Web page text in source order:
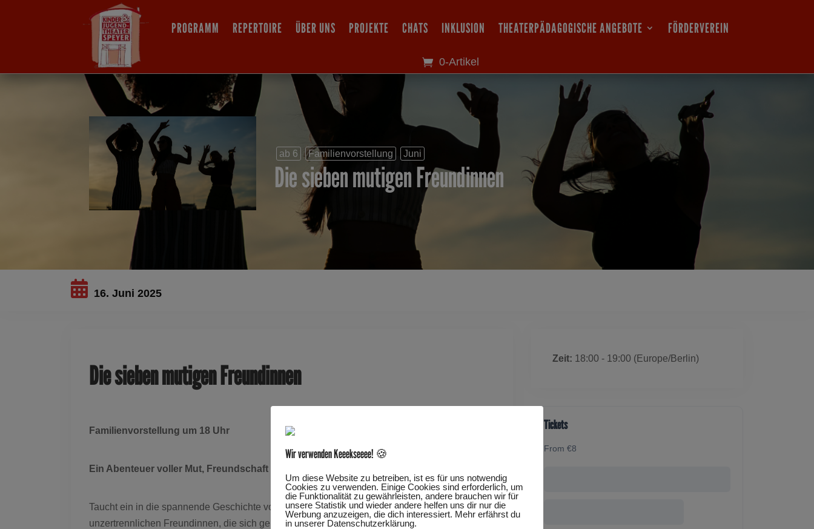
PROGRAMM REPERTOIRE ÜBER UNS PROJEKTE CHATS INKLUSION THEATERPÄDAGOGISCHE ANGEBOTE FÖRDERVEREIN
0-Artikel
ab 6 Familienvorstellung Juni
Die sieben mutigen Freundinnen
16. Juni 2025
Die sieben mutigen Freundinnen
Familienvorstellung um 18 Uhr
Ein Abenteuer voller Mut, Freundschaft und Magie für Kinder ab 6 Jahren
Taucht ein in die spannende Geschichte von Ella, Lila, Susi, Mia, Lina, Tina und Nia, sieben
unzertrennlichen Freundinnen, die sich gemeinsam auf eine geheimnisvolle Reise begeben.
Zeit: 18:00 - 19:00 (Europe/Berlin)
Tickets
From €8
Wir verwenden Keeekseeee! 🍪
Um diese Website zu betreiben, ist es für uns notwendig
Cookies zu verwenden. Einige Cookies sind erforderlich, um
die Funktionalität zu gewährleisten, andere brauchen wir für
unsere Statistik und wieder andere helfen uns dir nur die
Werbung anzuzeigen, die dich interessiert. Mehr erfährst du
in unserer Datenschutzerklärung.